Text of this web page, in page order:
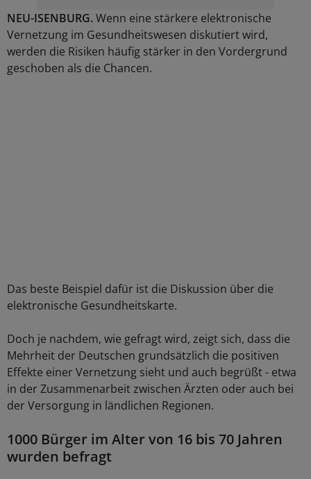
NEU-ISENBURG.Wenn eine stärkere elektronische
Vernetzung im Gesundheitswesen diskutiert wird,
werden die Risiken häufig stärker in den Vordergrund
geschoben als die Chancen.
Das beste Beispiel dafür ist die Diskussion über die
elektronische Gesundheitskarte.
Doch je nachdem, wie gefragt wird, zeigt sich, dass die
Mehrheit der Deutschen grundsätzlich die positiven
Effekte einer Vernetzung sieht und auch begrüßt - etwa
in der Zusammenarbeit zwischen Ärzten oder auch bei
der Versorgung in ländlichen Regionen.
1000 Bürger im Alter von 16 bis 70 Jahren
wurden befragt